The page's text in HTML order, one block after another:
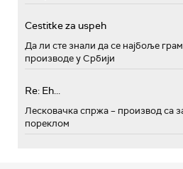
Cestitke za uspeh
Да ли сте знали да се најбоље
производе у Србији
Re: Eh...
Лесковачка спржа – производ са
пореклом